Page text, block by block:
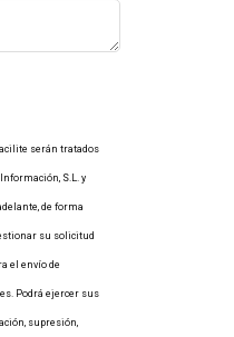
serán tratados
S.L. y
de forma
su solicitud
el envío de
Podrá ejercer sus
supresión,